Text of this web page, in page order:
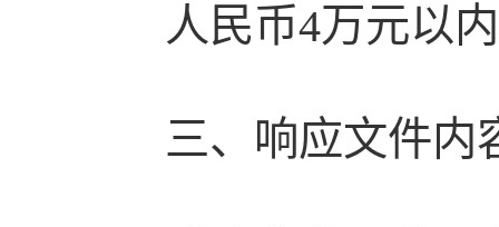
人民币4万元以
三、响应文件内